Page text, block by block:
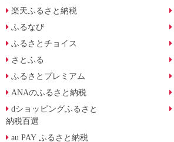
楽天ふるさと納税
ふるなび
ふるさとチョイス
さとふる
ふるさとプレミアム
ANAのふるさと納税
dショッピングふるさと
納税百選
au PAY ふるさと納税